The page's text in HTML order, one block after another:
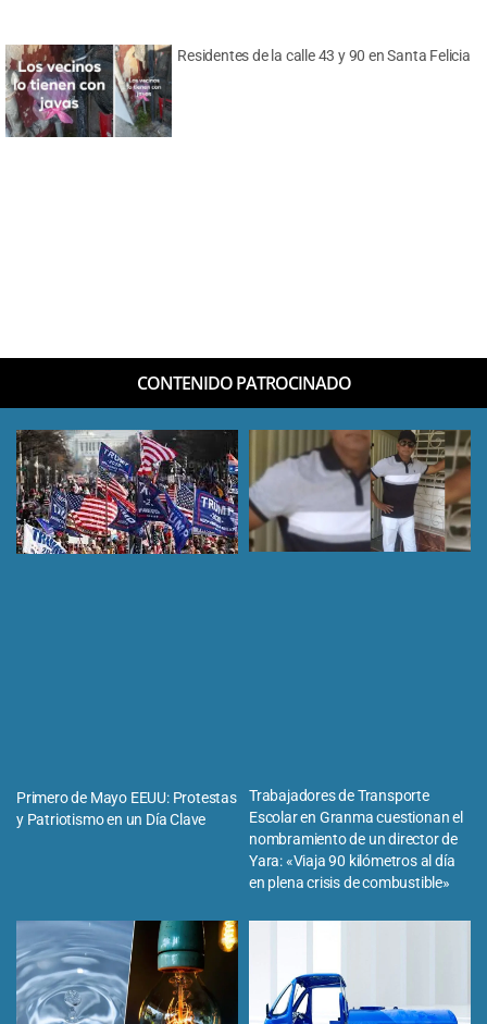
Residentes de la calle 43 y 90 en Santa Felicia
CONTENIDO PATROCINADO
Primero de Mayo EEUU: Protestas
y Patriotismo en un Día Clave
Trabajadores de Transporte
Escolar en Granma cuestionan el
nombramiento de un director de
Yara: «Viaja 90 kilómetros al día
en plena crisis de combustible»